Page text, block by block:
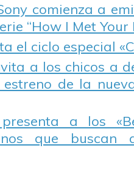
comienza a
“How I Met Your
el ciclo especial
a los chicos a
de la
a los
que buscan